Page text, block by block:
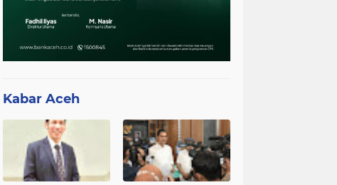
Kabar Aceh